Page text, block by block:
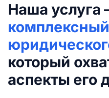
Наша услуга
который
аспекты его